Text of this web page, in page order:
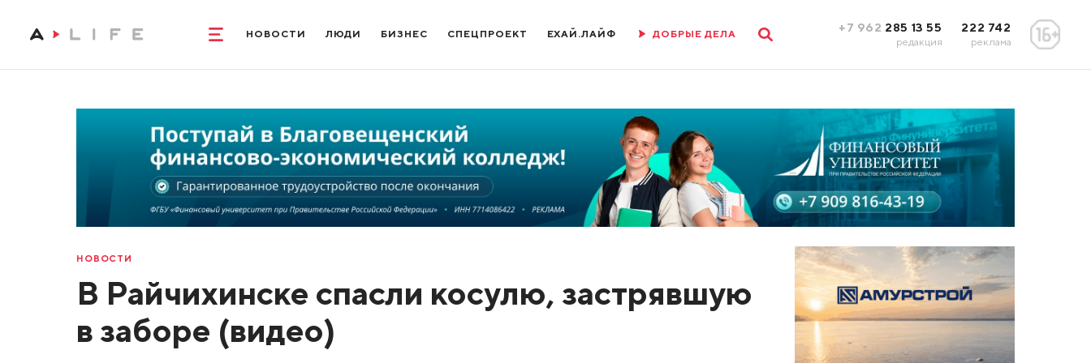
НОВОСТИ ЛЮДИ БИЗНЕС СПЕЦПРОЕКТ ЕХАЙ.ЛАЙФ ДОБРЫЕ ДЕЛА +7 962 285 13 55
редакция
222 742
реклама
НОВОСТИ
В Райчихинске спасли косулю, застрявшую
в заборе (видео)